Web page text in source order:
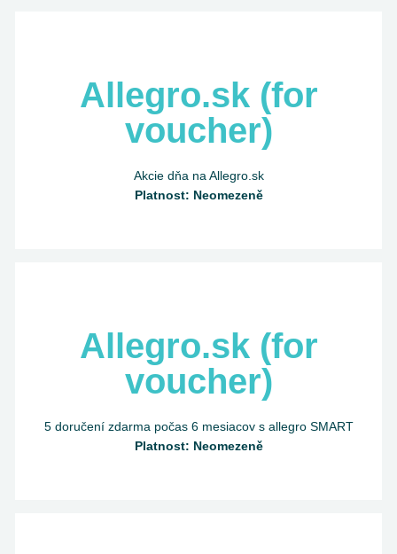
Allegro.sk (for
voucher)
Akcie dňa na Allegro.sk
Platnost: Neomezeně
Allegro.sk (for
voucher)
5 doručení zdarma počas 6 mesiacov s allegro SMART
Platnost: Neomezeně